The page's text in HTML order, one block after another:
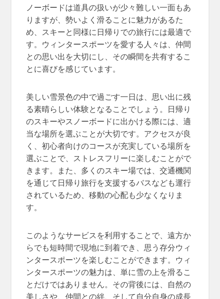
ノーボードは道具の扱いが少々難しい一面もあ
りますが、勢いよく滑ることに魅力があるた
め、スキーと同様に日帰りでの旅行には最適で
す。ウィンタースポーツを愛する人々は、仲間
との思い出を大切にし、その瞬間を共有するこ
とに喜びを感じています。
美しい雪景色の中で過ごす一日は、思い出に残
る素晴らしい体験となることでしょう。日帰り
のスキーやスノーボードに出かける際には、適
当な場所を選ぶことが大切です。アクセスが良
く、初心者向けのコースが充実している場所を
選ぶことで、ストレスフリーに楽しむことがで
きます。また、多くのスキー場では、交通機関
を通じて日帰り旅行を支援するバスなども運行
されているため、移動の心配も少なくなりま
す。
このようなサービスを利用することで、遠方か
らでも短時間で現地に到着でき、思う存分ウィ
ンタースポーツを楽しむことができます。ウィ
ンタースポーツの魅力は、単に雪の上を滑るこ
とだけではありません。その背後には、自然の
美しさや、仲間との絆、そして自分自身の成長